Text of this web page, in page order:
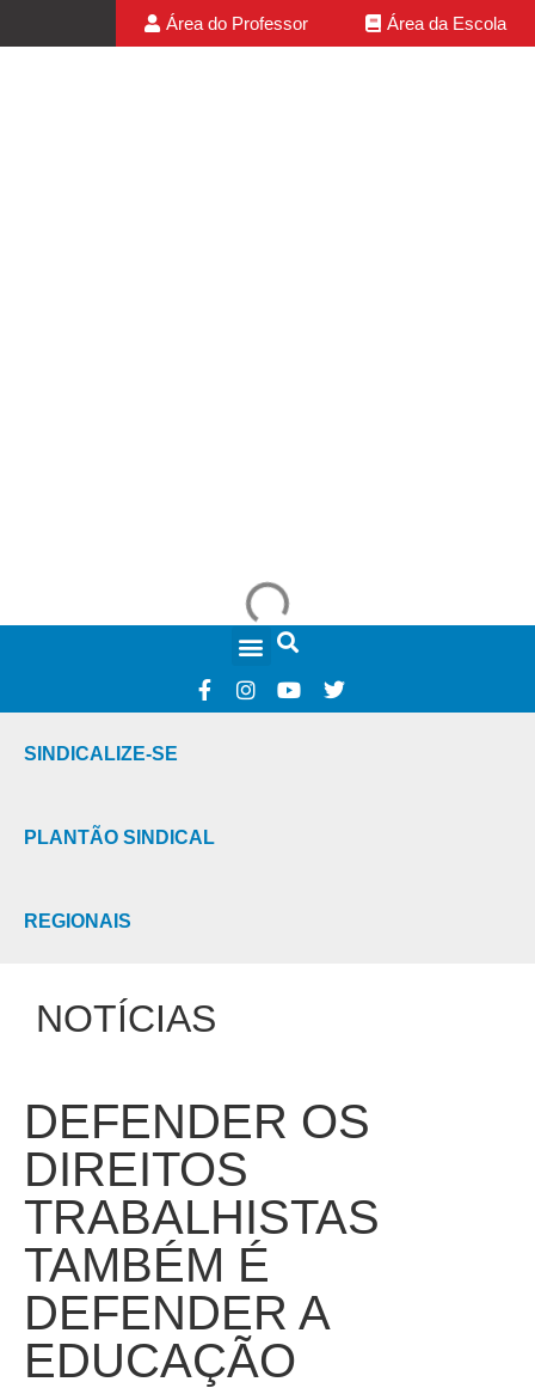
Área do Professor Área da Escola
SINDICALIZE-SE
PLANTÃO SINDICAL
REGIONAIS
NOTÍCIAS
DEFENDER OS
DIREITOS
TRABALHISTAS
TAMBÉM É
DEFENDER A
EDUCAÇÃO